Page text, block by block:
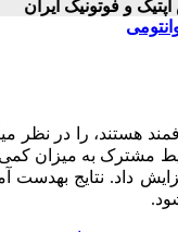
هستند، را در نظر
مشترک به میزان کمی
داد. نتایج